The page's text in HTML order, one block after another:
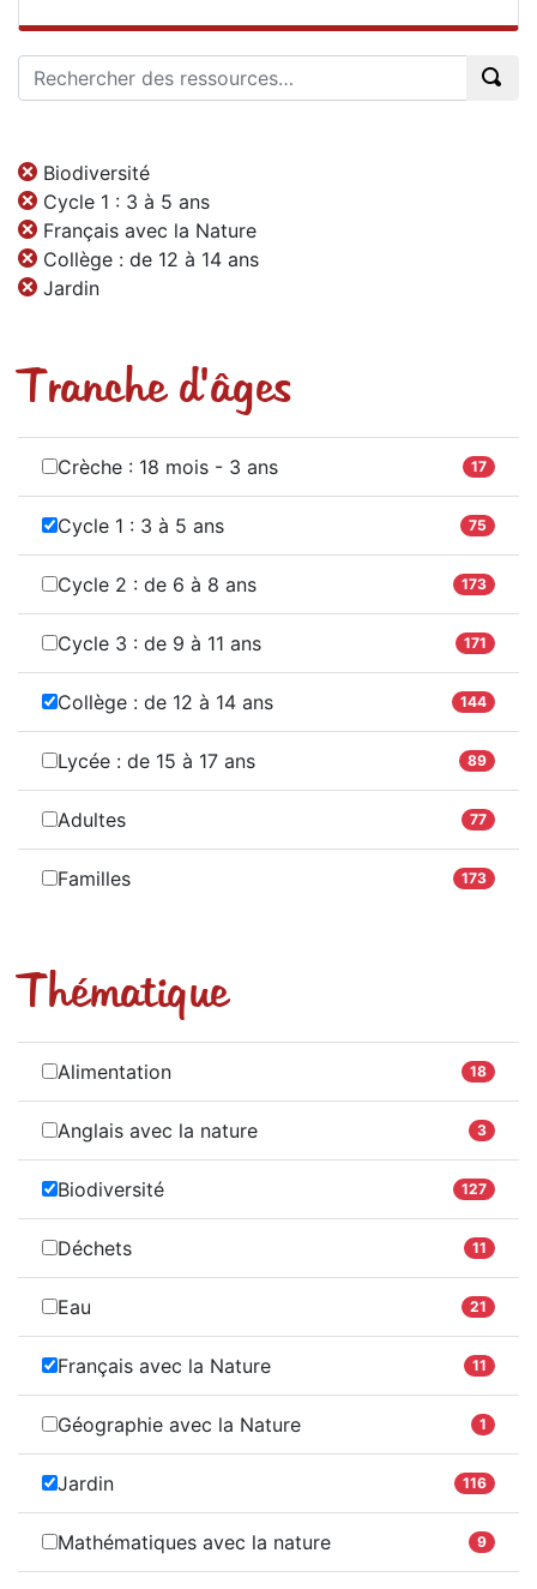
Biodiversité
Cycle 1 : 3 à 5 ans
Français avec la Nature
Collège : de 12 à 14 ans
Jardin
Tranche d'âges
Crèche : 18 mois - 3 ans 17
Cycle 1 : 3 à 5 ans 75
Cycle 2 : de 6 à 8 ans 173
Cycle 3 : de 9 à 11 ans 171
Collège : de 12 à 14 ans 144
Lycée : de 15 à 17 ans 89
Adultes 77
Familles 173
Thématique
Alimentation 18
Anglais avec la nature 3
Biodiversité 127
Déchets 11
Eau 21
Français avec la Nature 11
Géographie avec la Nature 1
Jardin 116
Mathématiques avec la nature 9